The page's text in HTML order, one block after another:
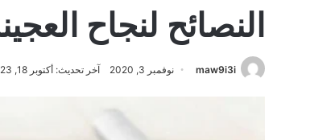
النصائح لنجاح
maw9i3i نوفمبر 3, 2020 آخر تحديث: أكتوبر 18, 2023